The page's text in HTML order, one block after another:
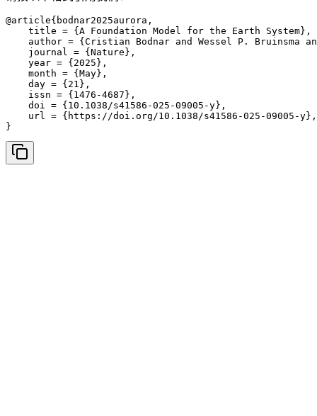
@article{bodnar2025aurora,
    title = {A Foundation Model for the Earth System},
author = {Cristian Bodnar and Wessel P. Bruinsma
    journal = {Nature},
    year = {2025},
    month = {May},
    day = {21},
    issn = {1476-4687},
    doi = {10.1038/s41586-025-09005-y},
    url = {https://doi.org/10.1038/s41586-025-09005-y},
}